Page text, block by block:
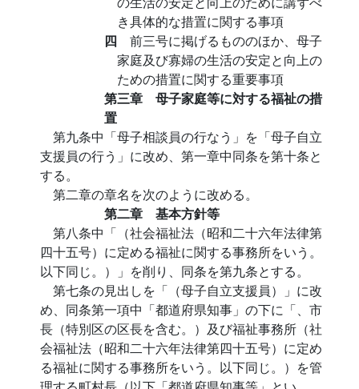
き具体的な措置に関する事項
四 前三号に掲げるもののほか、母子
家庭及び寡婦の生活の安定と向上の
ための措置に関する重要事項
第三章 母子家庭等に対する福祉の措
置
第九条中「母子相談員の行なう」を「母子自立
支援員の行う」に改め、第一章中同条を第十条と
する。
第二章の章名を次のように改める。
第二章 基本方針等
第八条中「（社会福祉法（昭和二十六年法律第
四十五号）に定める福祉に関する事務所をいう。
以下同じ。）」を削り、同条を第九条とする。
第七条の見出しを「（母子自立支援員）」に改
め、同条第一項中「都道府県知事」の下に「、市
長（特別区の区長を含む。）及び福祉事務所（社
会福祉法（昭和二十六年法律第四十五号）に定め
る福祉に関する事務所をいう。以下同じ。）を管